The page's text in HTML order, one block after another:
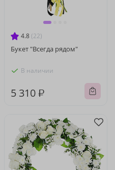
4.8 (22)
Букет "Всегда рядом"
В наличии
5 310 ₽